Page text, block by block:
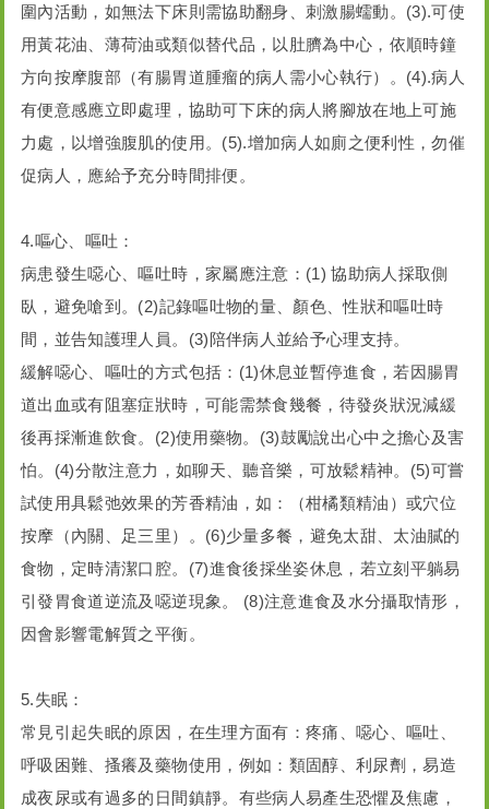
圍內活動，如無法下床則需協助翻身、刺激腸蠕動。(3).可使
用黃花油、薄荷油或類似替代品，以肚臍為中心，依順時鐘
方向按摩腹部（有腸胃道腫瘤的病人需小心執行）。(4).病人
有便意感應立即處理，協助可下床的病人將腳放在地上可施
力處，以增強腹肌的使用。(5).增加病人如廁之便利性，勿催
促病人，應給予充分時間排便。
4.嘔心、嘔吐：
病患發生噁心、嘔吐時，家屬應注意：(1) 協助病人採取側
臥，避免嗆到。(2)記錄嘔吐物的量、顏色、性狀和嘔吐時
間，並告知護理人員。(3)陪伴病人並給予心理支持。
緩解噁心、嘔吐的方式包括：(1)休息並暫停進食，若因腸胃
道出血或有阻塞症狀時，可能需禁食幾餐，待發炎狀況減緩
後再採漸進飲食。(2)使用藥物。(3)鼓勵說出心中之擔心及害
怕。(4)分散注意力，如聊天、聽音樂，可放鬆精神。(5)可嘗
試使用具鬆弛效果的芳香精油，如：（柑橘類精油）或穴位
按摩（內關、足三里）。(6)少量多餐，避免太甜、太油膩的
食物，定時清潔口腔。(7)進食後採坐姿休息，若立刻平躺易
引發胃食道逆流及噁逆現象。 (8)注意進食及水分攝取情形，
因會影響電解質之平衡。
5.失眠：
常見引起失眠的原因，在生理方面有：疼痛、噁心、嘔吐、
呼吸困難、搔癢及藥物使用，例如：類固醇、利尿劑，易造
成夜尿或有過多的日間鎮靜。有些病人易產生恐懼及焦慮，